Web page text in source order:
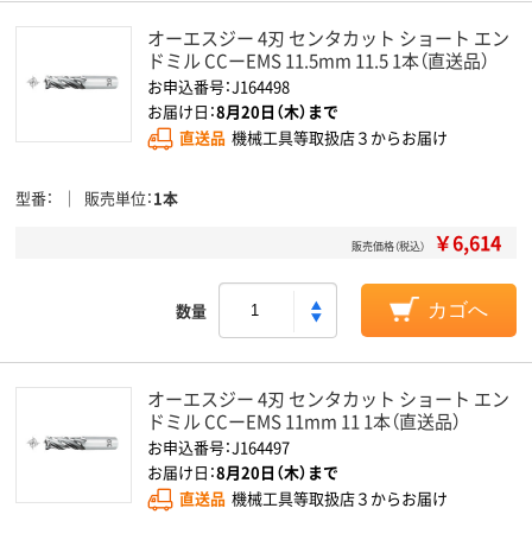
オーエスジー 4刃 センタカット ショート エン
ドミル CCーEMS 11.5mm 11.5 1本（直送品）
お申込番号：J164498
お届け日：8月20日（木）まで
直送品 機械工具等取扱店３からお届け
型番 販売単位 1本
販売価格（税込） ￥6,614
数量 カゴへ
オーエスジー 4刃 センタカット ショート エン
ドミル CCーEMS 11mm 11 1本（直送品）
お申込番号：J164497
お届け日：8月20日（木）まで
直送品 機械工具等取扱店３からお届け